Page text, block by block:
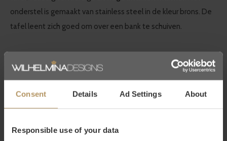
Consent Details Ad Settings About
Responsible use of your data
onderstel is gemaakt van stainless steel in de kleur brons. De
tafel leent zich goed om over een bank te schuiven.
The Grand Collection bij WDS
Het nederlandse designmerk The Grand Collection is duidelijk
het design, maar bovenal in de gebruikte materialen als